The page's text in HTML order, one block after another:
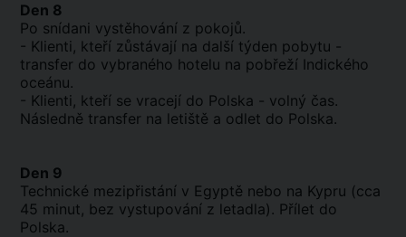
Den 8
Po snídani vystěhování z pokojů.
- Klienti, kteří zůstávají na další týden pobytu -
transfer do vybraného hotelu na pobřeží Indického
oceánu.
- Klienti, kteří se vracejí do Polska - volný čas.
Následně transfer na letiště a odlet do Polska.
Den 9
Technické mezipřistání v Egyptě nebo na Kypru (cca
45 minut, bez vystupování z letadla). Přílet do
Polska.